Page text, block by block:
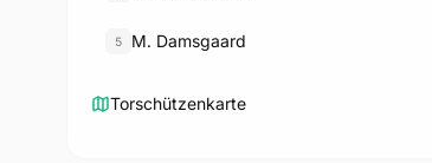
5 M. Damsgaard
Torschützenkarte